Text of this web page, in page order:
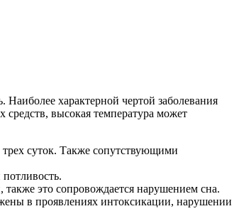
характерной чертой заболевания
высокая температура может
трех суток. Также сопутствующими
также это сопровождается нарушением сна.
в проявлениях интоксикации, нарушении